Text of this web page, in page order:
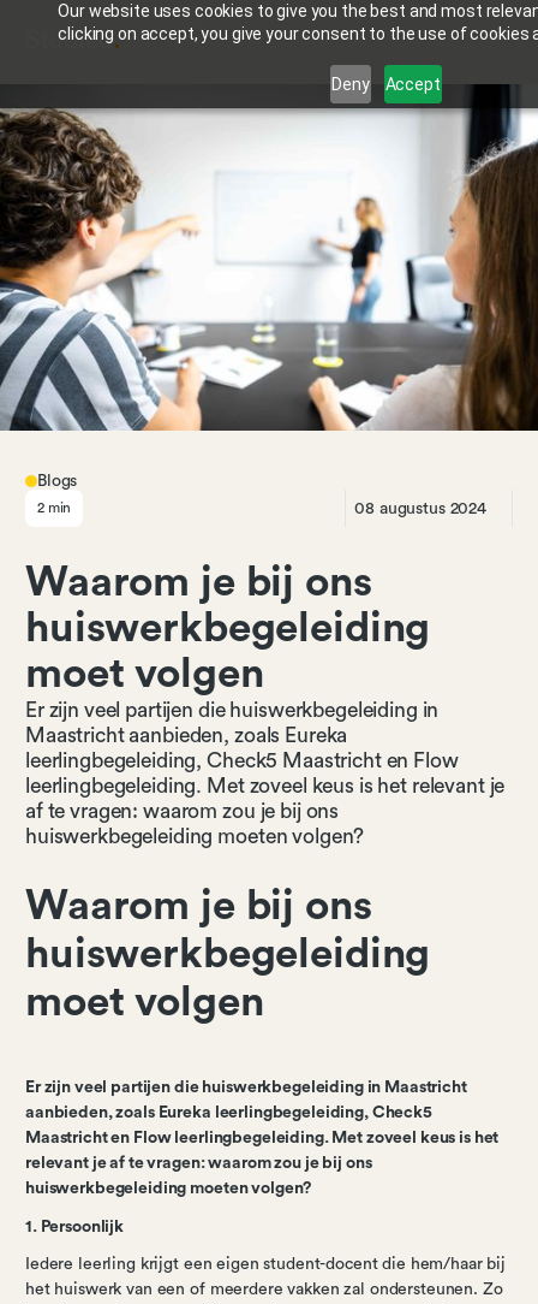
Our website uses cookies to give you the best and most
clicking on accept, you give your consent to the use of cookies
Deny Accept
Blogs
2min 08 augustus 2024
Waarom je bij ons
huiswerkbegeleiding
moet volgen
Er zijn veel partijen die huiswerkbegeleiding in
Maastricht aanbieden, zoals Eureka
leerlingbegeleiding, Check5 Maastricht en Flow
leerlingbegeleiding. Met zoveel keus is het relevant je
af te vragen: waarom zou je bij ons
huiswerkbegeleiding moeten volgen?‍
Waarom je bij ons
huiswerkbegeleiding
moet volgen
Er zijn veel partijen die huiswerkbegeleiding in Maastricht
aanbieden, zoals Eureka leerlingbegeleiding, Check5
Maastricht en Flow leerlingbegeleiding. Met zoveel keus is het
relevant je af te vragen: waarom zou je bij ons
huiswerkbegeleiding moeten volgen?
1. Persoonlijk
Iedere leerling krijgt een eigen student-docent die hem/haar bij
het huiswerk van een of meerdere vakken zal ondersteunen. Zo